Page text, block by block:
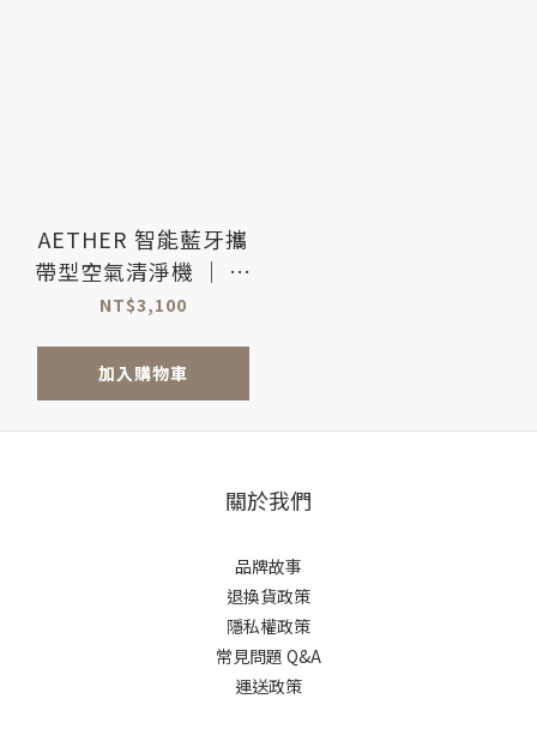
AETHER 智能藍牙攜
帶型空氣清淨機 ｜ 珍
珠白 適用3~5坪
NT$3,100
加入購物車
關於我們
品牌故事
退換貨政策
隱私權政策
常見問題 Q&A
運送政策